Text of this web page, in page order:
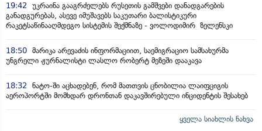
19:42
უკრაინა გააგრძელებს რუსეთის გამშვები დანადგარების
განადგურებას, ასევე იმუშავებს საკუთარი ბალისტიკური
რაკეტსაწინააღმდეგო სისტემის შექმნაზე - ვოლოდიმირ ზელენსკი
18:50 მარიკა არევაძის ინფორმაციით, საემიგრაციო სამსახურმა
უნგრელი ჟურნალისტი ლასლო რობერტ მეზეში დააკავა
18:32
ნატო-ში აცხადებენ, რომ მათთვის ცნობილია ლაიფციგის
აეროპორტში მომხდარ დრონთან დაკავშირებული ინციდენტის შესახებ
ყველა სიახლის ნახვა